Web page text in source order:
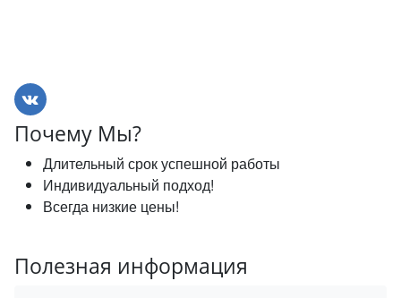
Почему Мы?
Длительный срок успешной работы
Индивидуальный подход!
Всегда низкие цены!
Полезная информация